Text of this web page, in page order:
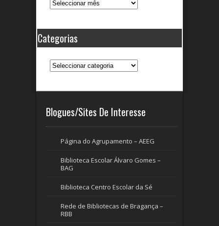
Categorias
Categorias
Blogues/Sites De Interesse
Página do Agrupamento – AEEG
Biblioteca Escolar Álvaro Gomes –
BAG
Biblioteca Centro Escolar da Sé
Rede de Bibliotecas de Bragança –
RBB